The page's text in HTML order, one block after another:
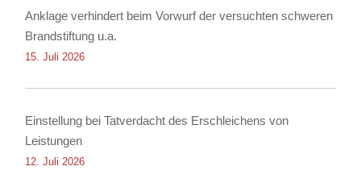
Anklage verhindert beim Vorwurf der versuchten schweren
Brandstiftung u.a.
15. Juli 2026
Einstellung bei Tatverdacht des Erschleichens von
Leistungen
12. Juli 2026